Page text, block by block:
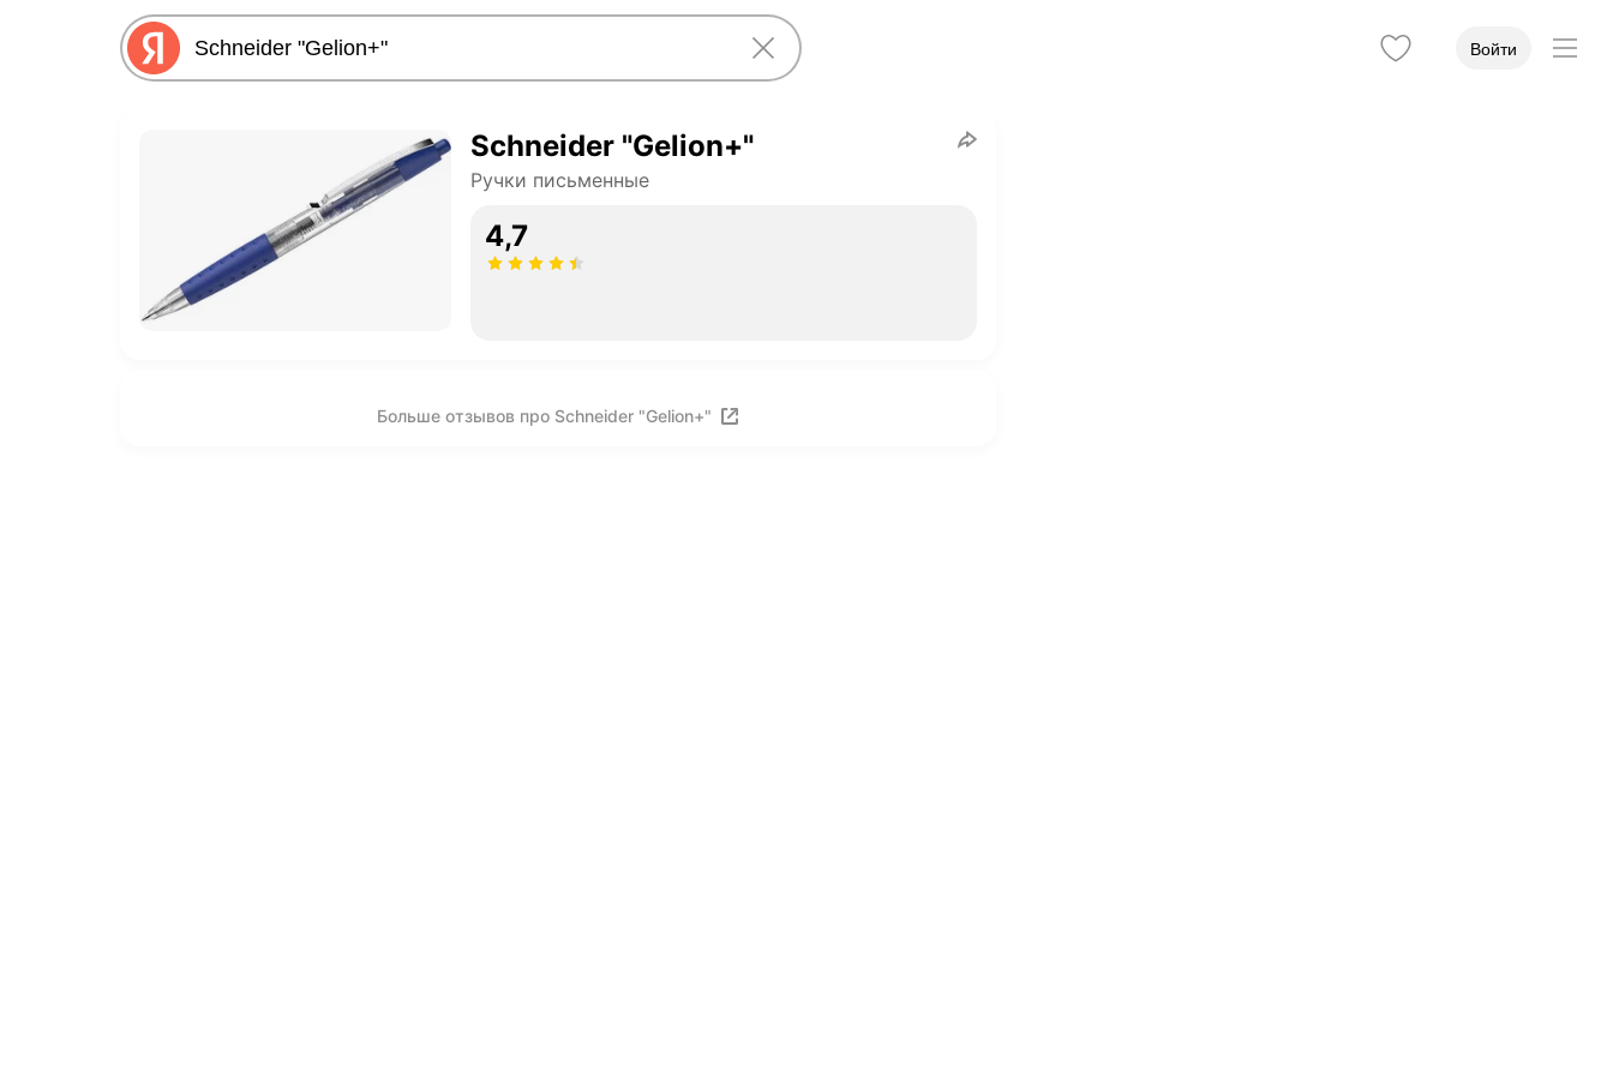
Войти
Schneider "Gelion+"
Ручки письменные
4,7
Больше отзывов про Schneider "Gelion+"